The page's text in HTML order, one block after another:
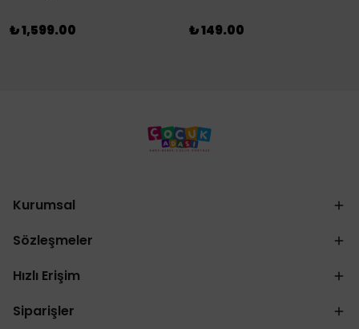
₺ 1,599.00 ₺ 149.00
Kurumsal
Sözleşmeler
Hızlı Erişim
Siparişler